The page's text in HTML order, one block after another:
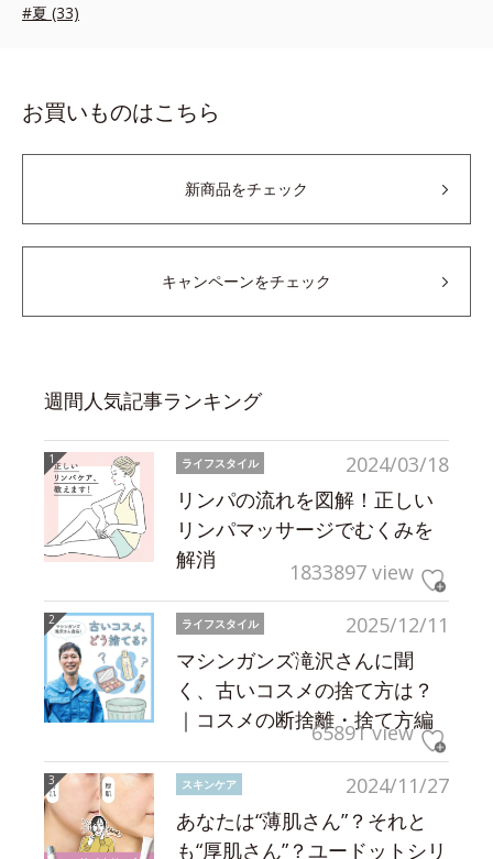
#夏 (33)
お買いものはこちら
新商品をチェック
キャンペーンをチェック
週間人気記事ランキング
2024/03/18
ライフスタイル
リンパの流れを図解！正しい
リンパマッサージでむくみを
解消
1833897 view
2025/12/11
ライフスタイル
マシンガンズ滝沢さんに聞
く、古いコスメの捨て方は？
｜コスメの断捨離・捨て方編
65891 view
2024/11/27
スキンケア
あなたは“薄肌さん”？それと
も“厚肌さん”？ユードットシリ